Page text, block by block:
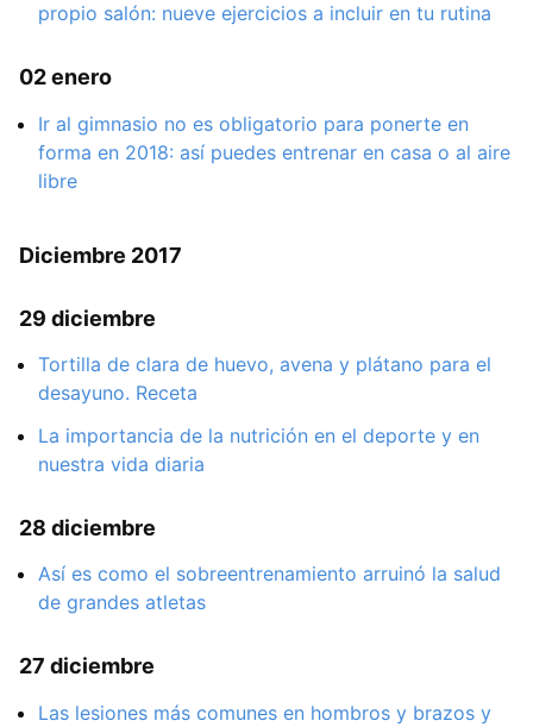
propio salón: nueve ejercicios a incluir en tu rutina
02 enero
Ir al gimnasio no es obligatorio para ponerte en
forma en 2018: así puedes entrenar en casa o al aire
libre
Diciembre 2017
29 diciembre
Tortilla de clara de huevo, avena y plátano para el
desayuno. Receta
La importancia de la nutrición en el deporte y en
nuestra vida diaria
28 diciembre
Así es como el sobreentrenamiento arruinó la salud
de grandes atletas
27 diciembre
Las lesiones más comunes en hombros y brazos y